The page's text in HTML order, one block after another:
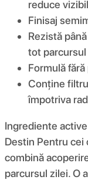
reduce
Finisaj
Rezistă
tot parcursul
Formulă
Conține
împotriva
Ingrediente
Destin Pentru cei
combină
parcursul zilei. O